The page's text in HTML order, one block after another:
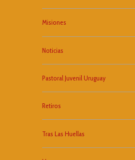
Misiones
Noticias
Pastoral Juvenil Uruguay
Retiros
Tras Las Huellas